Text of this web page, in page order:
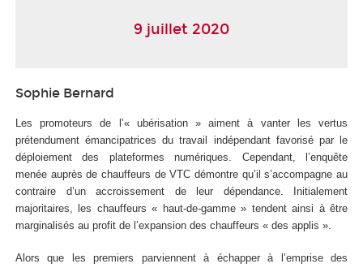
9 juillet 2020
Sophie Bernard
Les promoteurs de l’« ubérisation » aiment à vanter les vertus
prétendument émancipatrices du travail indépendant favorisé par le
déploiement des plateformes numériques. Cependant, l’enquête
menée auprès de chauffeurs de VTC démontre qu’il s’accompagne au
contraire d’un accroissement de leur dépendance. Initialement
majoritaires, les chauffeurs « haut-de-gamme » tendent ainsi à être
marginalisés au profit de l’expansion des chauffeurs « des applis ».
Alors que les premiers parviennent à échapper à l’emprise des